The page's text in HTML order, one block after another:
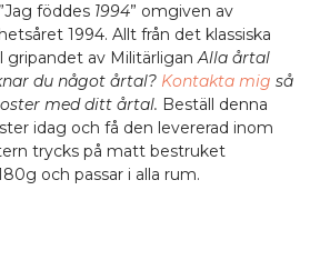
föddes 1994” omgiven av
1994. Allt från det klassiska
gripandet av MilitärliganAlla årtal
du något årtal? Kontakta mig så
med ditt årtal. Beställ denna
idag och få den levererad inom
trycks på matt bestruket
och passar i alla rum.